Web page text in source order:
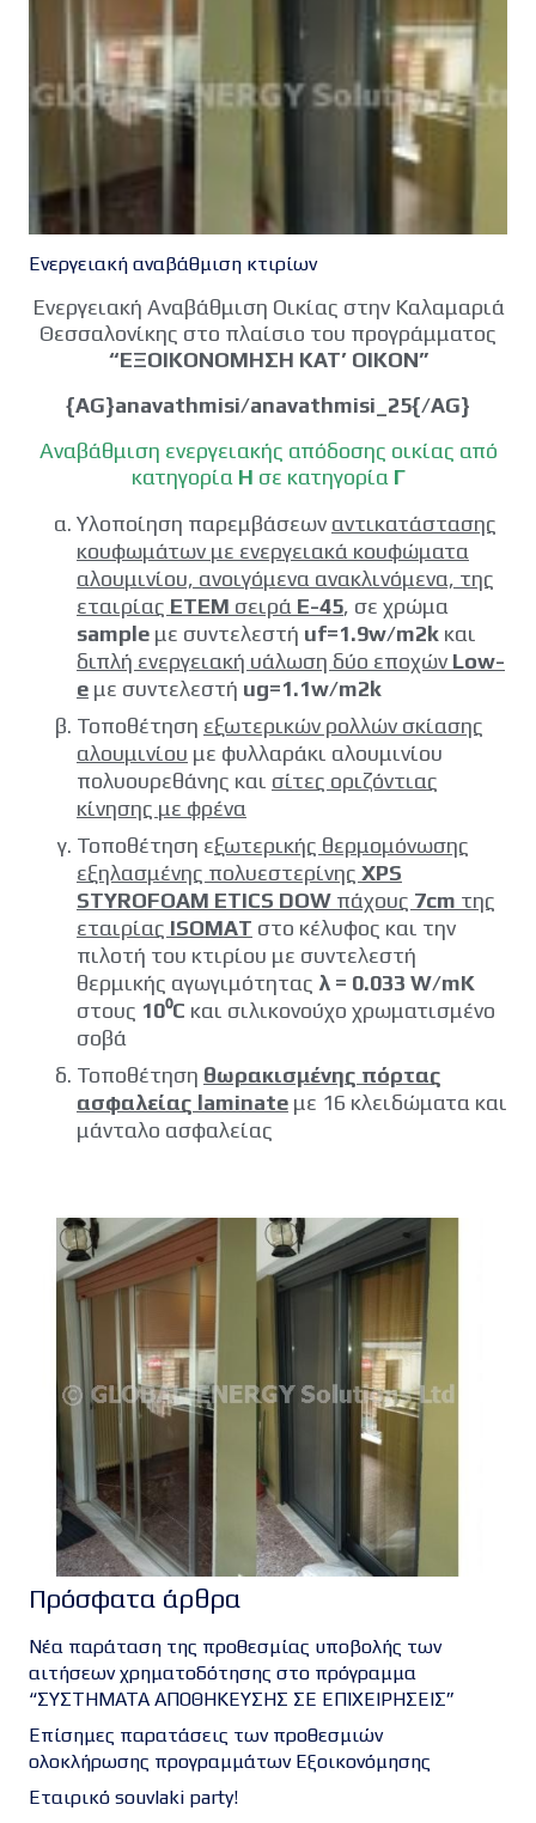
Πρόσφατα άρθρα
Νέα παράταση της προθεσμίας υποβολής των
αιτήσεων χρηματοδότησης στο πρόγραμμα
“ΣΥΣΤΗΜΑΤΑ ΑΠΟΘΗΚΕΥΣΗΣ ΣΕ ΕΠΙΧΕΙΡΗΣΕΙΣ”
Επίσημες παρατάσεις των προθεσμιών
ολοκλήρωσης προγραμμάτων Εξοικονόμησης
Εταιρικό souvlaki party!
Ενεργειακή αναβάθμιση κτιρίων
Ενεργειακή Αναβάθμιση Οικίας στην Καλαμαριά
Θεσσαλονίκης στο πλαίσιο του προγράμματος
“ΕΞΟΙΚΟΝΟΜΗΣΗ ΚΑΤ’ ΟΙΚΟΝ”
{AG}anavathmisi/anavathmisi_25{/AG}
Αναβάθμιση ενεργειακής απόδοσης οικίας από
κατηγορία Η σε κατηγορία Γ
Υλοποίηση παρεμβάσεων αντικατάστασης
κουφωμάτων με ενεργειακά κουφώματα
αλουμινίου, ανοιγόμενα ανακλινόμενα, της
εταιρίας ETEM σειρά E-45, σε χρώμα
sample με συντελεστή uf=1.9w/m2k και
διπλή ενεργειακή υάλωση δύο εποχών Low-
e με συντελεστή ug=1.1w/m2k
Τοποθέτηση εξωτερικών ρολλών σκίασης
αλουμινίου με φυλλαράκι αλουμινίου
πολυουρεθάνης και σίτες οριζόντιας
κίνησης με φρένα
Τοποθέτηση εξωτερικής θερμομόνωσης
εξηλασμένης πολυεστερίνης XPS
STYROFOAM ETICS DOW πάχους 7cm της
εταιρίας ISOMAT στο κέλυφος και την
πιλοτή του κτιρίου με συντελεστή
θερμικής αγωγιμότητας λ = 0.033 W/mK
στους 10⁰C και σιλικονούχο χρωματισμένο
σοβά
Τοποθέτηση θωρακισμένης πόρτας
ασφαλείας laminate με 16 κλειδώματα και
μάνταλο ασφαλείας